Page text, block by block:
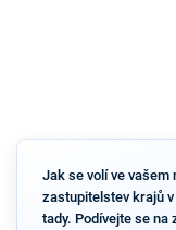
Jak se volí ve vašem
zastupitelstev krajů
tady. Podívejte se